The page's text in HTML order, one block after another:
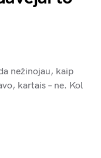
nežinojau, kaip
kartais – ne. Kol